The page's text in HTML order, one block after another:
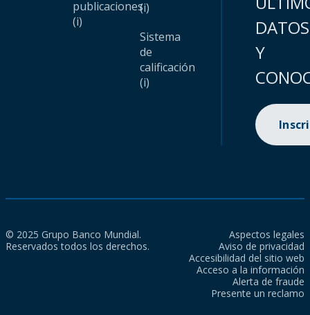
publicaciones
(i)
(i)
Sistema
de
calificación
(i)
DATOS
Y
© 2025 Grupo Banco Mundial.
Reservados todos los derechos.
Aspectos legales
Aviso de privacidad
Accesibilidad del sitio web
Acceso a la información
Alerta de fraude
Presente un reclamo